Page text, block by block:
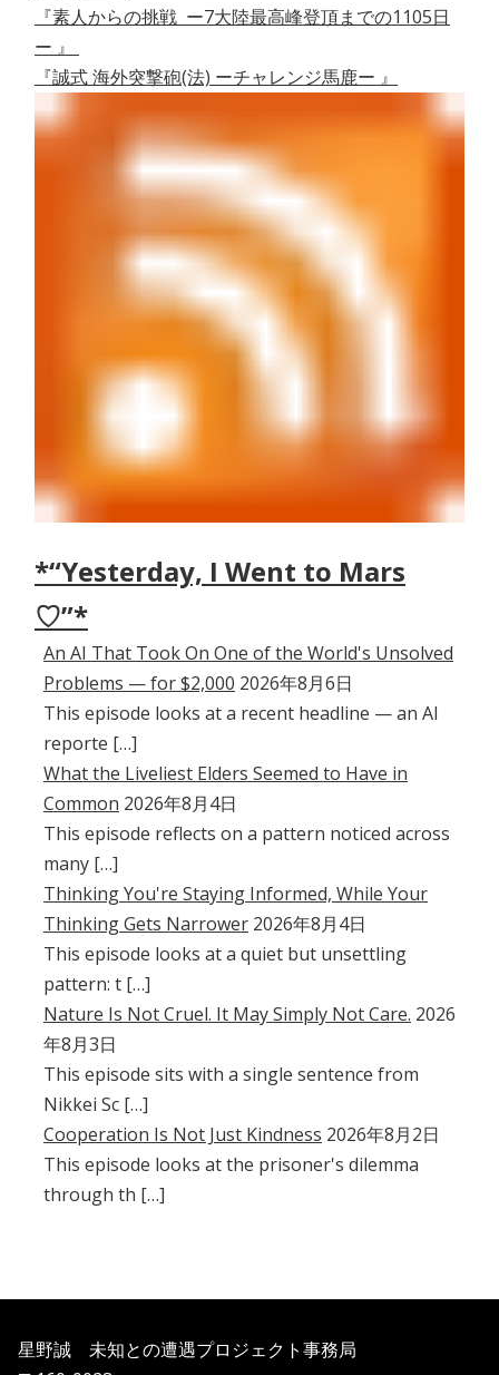
『素人からの挑戦 ー7大陸最高峰登頂までの1105日
ー 』
『誠式 海外突撃砲(法) ーチャレンジ馬鹿ー 』
*“Yesterday, I Went to Mars
♡”*
An AI That Took On One of the World's Unsolved
Problems — for $2,000 2026年8月6日
This episode looks at a recent headline — an AI
reporte […]
What the Liveliest Elders Seemed to Have in
Common 2026年8月4日
This episode reflects on a pattern noticed across
many […]
Thinking You're Staying Informed, While Your
Thinking Gets Narrower 2026年8月4日
This episode looks at a quiet but unsettling
pattern: t […]
Nature Is Not Cruel. It May Simply Not Care. 2026
年8月3日
This episode sits with a single sentence from
Nikkei Sc […]
Cooperation Is Not Just Kindness 2026年8月2日
This episode looks at the prisoner's dilemma
through th […]
星野誠 未知との遭遇プロジェクト事務局